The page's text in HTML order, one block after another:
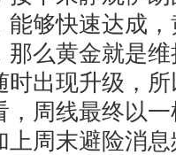
能够快速达成
么黄金就是
时出现升级，
，周线最终以
周末避险消